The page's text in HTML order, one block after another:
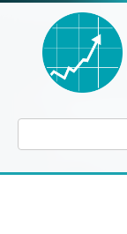
Перейти
контенту
Поиск: